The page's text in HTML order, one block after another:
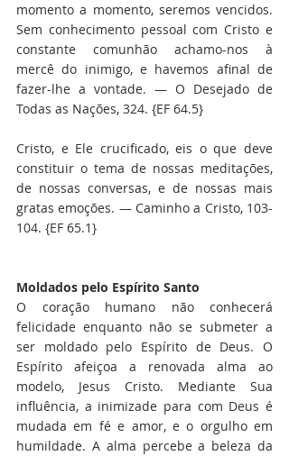
momento a momento, seremos vencidos.
Sem conhecimento pessoal com Cristo e
constante comunhão achamo-nos à
mercê do inimigo, e havemos afinal de
fazer-lhe a vontade. — O Desejado de
Todas as Nações, 324. {EF 64.5}
Cristo, e Ele crucificado, eis o que deve
constituir o tema de nossas meditações,
de nossas conversas, e de nossas mais
gratas emoções. — Caminho a Cristo, 103-
104. {EF 65.1}
Moldados pelo Espírito Santo
O coração humano não conhecerá
felicidade enquanto não se submeter a
ser moldado pelo Espírito de Deus. O
Espírito afeiçoa a renovada alma ao
modelo, Jesus Cristo. Mediante Sua
influência, a inimizade para com Deus é
mudada em fé e amor, e o orgulho em
humildade. A alma percebe a beleza da